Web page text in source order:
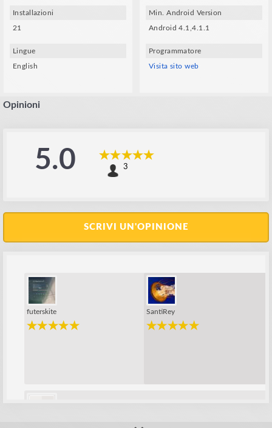
Installazioni
21
Lingue
English
Min. Android Version
Android 4.1,4.1.1
Programmatore
Visita sito web
Opinioni
5.0 3
SCRIVI UN'OPINIONE
futerskite SantiRey